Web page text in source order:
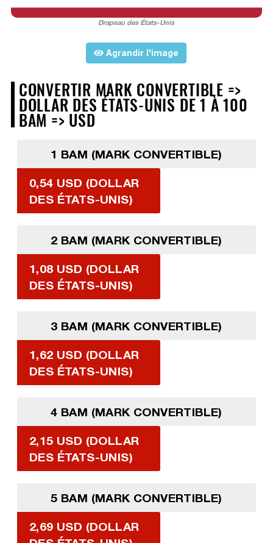
Drapeau des États-Unis
Agrandir l'image
CONVERTIR MARK CONVERTIBLE =>
DOLLAR DES ÉTATS-UNIS DE 1 À 100
BAM => USD
1 BAM (MARK CONVERTIBLE)
0,54 USD (DOLLAR
DES ÉTATS-UNIS)
2 BAM (MARK CONVERTIBLE)
1,08 USD (DOLLAR
DES ÉTATS-UNIS)
3 BAM (MARK CONVERTIBLE)
1,62 USD (DOLLAR
DES ÉTATS-UNIS)
4 BAM (MARK CONVERTIBLE)
2,15 USD (DOLLAR
DES ÉTATS-UNIS)
5 BAM (MARK CONVERTIBLE)
2,69 USD (DOLLAR